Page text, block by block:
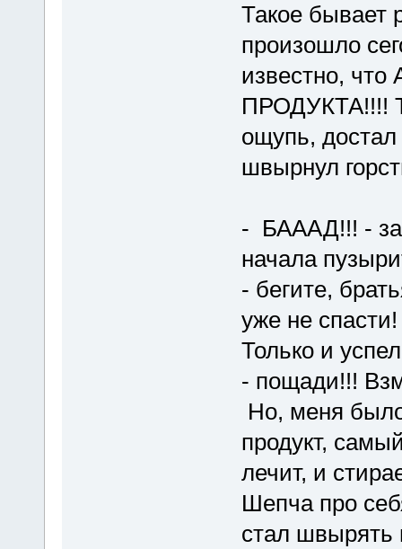
Такое бывает
произошло
известно,
ПРОДУКТА!!!!
ощупь, достал
швырнул
- БАААД!!! -
начала
- бегите,
уже не спасти!
Только и
- пощади!!!
Но, меня
продукт,
лечит, и
Шепча про
стал